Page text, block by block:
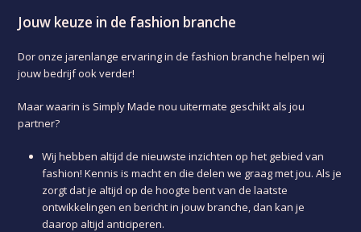
Jouw keuze in de fashion branche
Dor onze jarenlange ervaring in de fashion branche helpen wij
jouw bedrijf ook verder!
Maar waarin is Simply Made nou uitermate geschikt als jou
partner?
Wij hebben altijd de nieuwste inzichten op het gebied van
fashion! Kennis is macht en die delen we graag met jou. Als je
zorgt dat je altijd op de hoogte bent van de laatste
ontwikkelingen en bericht in jouw branche, dan kan je
daarop altijd anticiperen.